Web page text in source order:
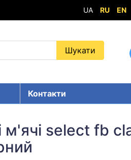
UA RU EN
Контакти
м'ячі select fb